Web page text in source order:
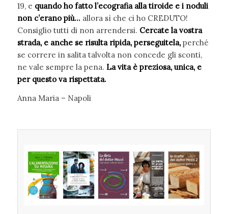
19, e quando ho fatto l’ecografia alla tiroide e i noduli
non c’erano più…allora sì che ci ho CREDUTO!
Consiglio tutti di non arrendersi. Cercate la vostra
strada, e anche se risulta ripida, perseguitela,perché
se correre in salita talvolta non concede gli sconti,
ne vale sempre la pena. La vita è preziosa, unica, e
per questo va rispettata.
Anna Maria – Napoli